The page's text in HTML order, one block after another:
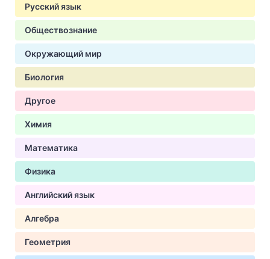
Русский язык
Обществознание
Окружающий мир
Биология
Другое
Химия
Математика
Физика
Английский язык
Алгебра
Геометрия